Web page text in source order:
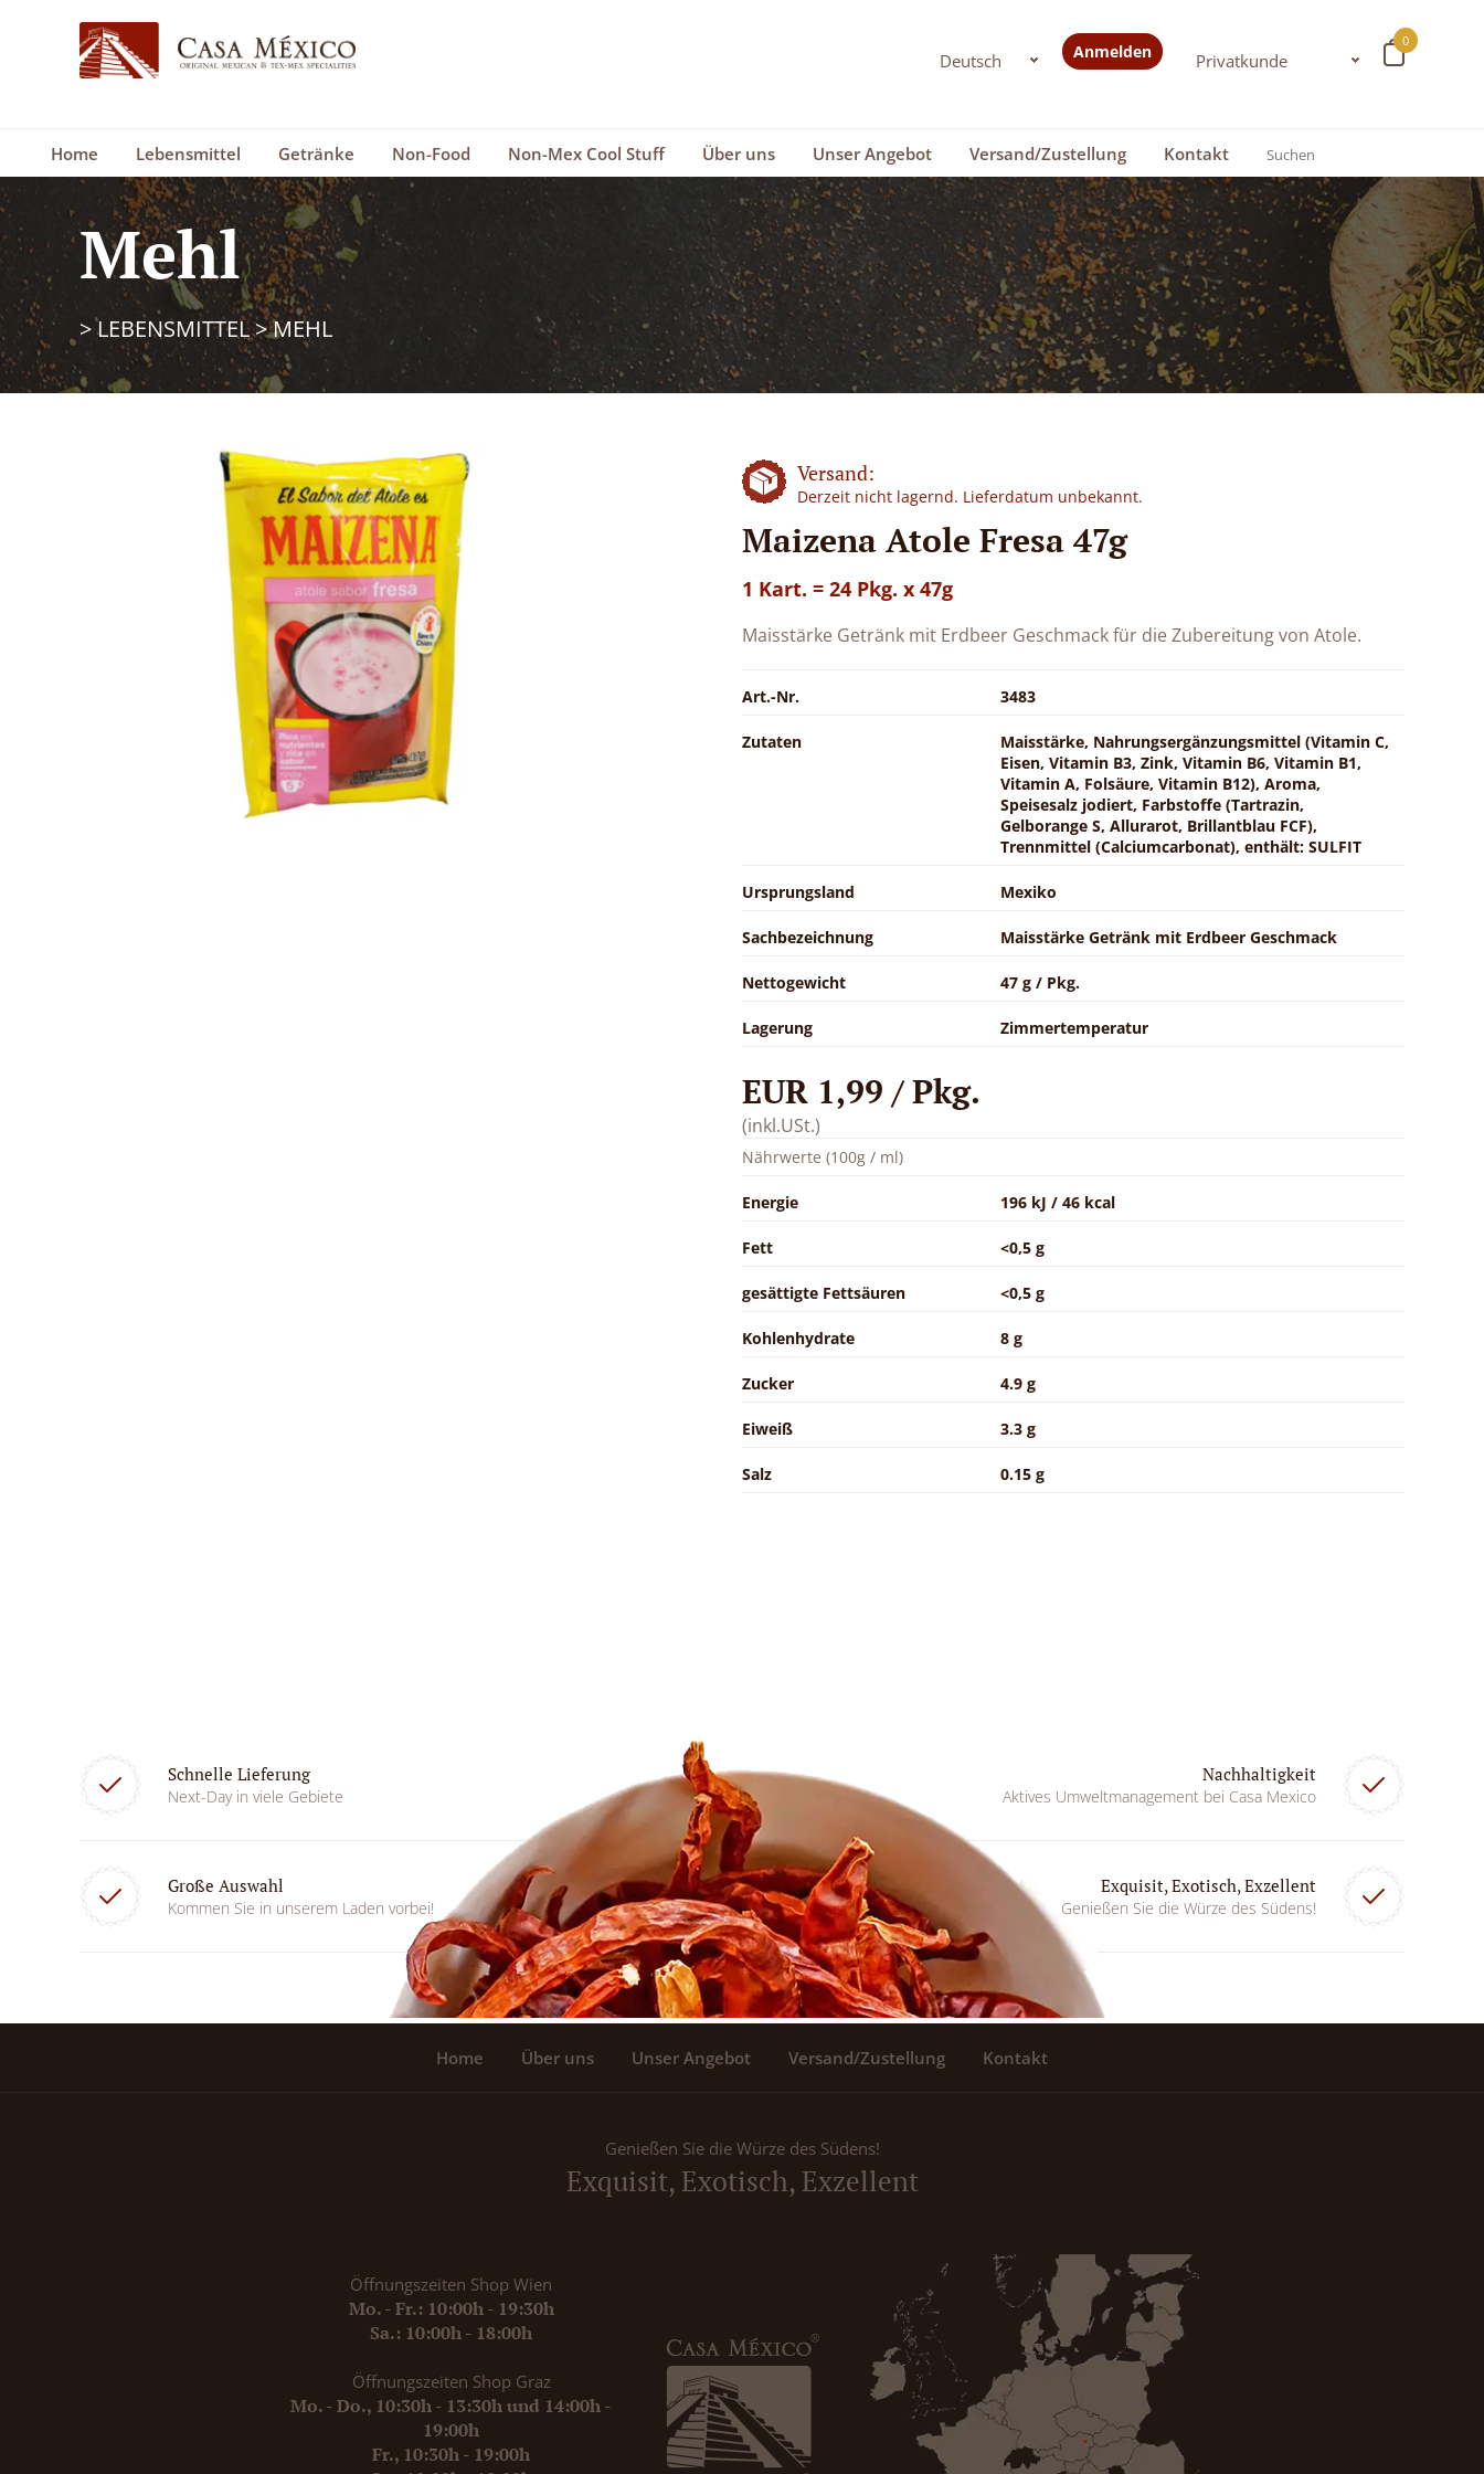
0
Anmelden
Home Lebensmittel Getränke Non-Food Non-Mex Cool Stuff Über uns Unser Angebot Versand/Zustellung Kontakt
Mehl
>LEBENSMITTEL>MEHL
Versand:
Derzeit nicht lagernd. Lieferdatum unbekannt.
Maizena Atole Fresa 47g
1 Kart. = 24 Pkg. x 47g
Maisstärke Getränk mit Erdbeer Geschmack für die Zubereitung von Atole.
Art.-Nr. 3483
Zutaten
Maisstärke, Nahrungsergänzungsmittel (Vitamin C,
Eisen, Vitamin B3, Zink, Vitamin B6, Vitamin B1,
Vitamin A, Folsäure, Vitamin B12), Aroma,
Speisesalz jodiert, Farbstoffe (Tartrazin,
Gelborange S, Allurarot, Brillantblau FCF),
Trennmittel (Calciumcarbonat), enthält: SULFIT
Ursprungsland Mexiko
Sachbezeichnung Maisstärke Getränk mit Erdbeer Geschmack
Nettogewicht 47 g / Pkg.
Lagerung Zimmertemperatur
EUR 1,99 / Pkg.
(inkl.USt.)
Nährwerte (100g / ml)
Energie 196 kJ / 46 kcal
Fett <0,5 g
gesättigte Fettsäuren <0,5 g
Kohlenhydrate 8 g
Zucker 4.9 g
Eiweiß 3.3 g
Salz 0.15 g
Schnelle Lieferung
Next-Day in viele Gebiete
Nachhaltigkeit
Aktives Umweltmanagement bei Casa Mexico
Große Auswahl
Kommen Sie in unserem Laden vorbei!
Exquisit, Exotisch, Exzellent
Genießen Sie die Würze des Südens!
Home Über uns Unser Angebot Versand/Zustellung Kontakt
Genießen Sie die Würze des Südens!
Exquisit, Exotisch, Exzellent
Öffnungszeiten Shop Wien
Mo. - Fr.: 10:00h - 19:30h
Sa.: 10:00h - 18:00h
Öffnungszeiten Shop Graz
Mo. - Do., 10:30h - 13:30h und 14:00h -
19:00h
Fr., 10:30h - 19:00h